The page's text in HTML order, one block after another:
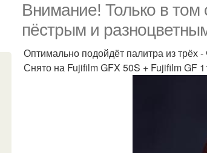
Внимание! Только в том
пёстрым и
Оптимально подойдёт палитра из трёх
Снято на Fujifilm GFX 50S + Fujifilm GF